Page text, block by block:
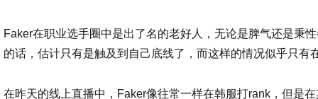
Faker在职业选手圈中是出了名的老好人，无论是脾气还是秉
的话，估计只有是触及到自己底线了，而这样的情况似乎只有
在昨天的线上直播中，Faker像往常一样在韩服打rank，但是